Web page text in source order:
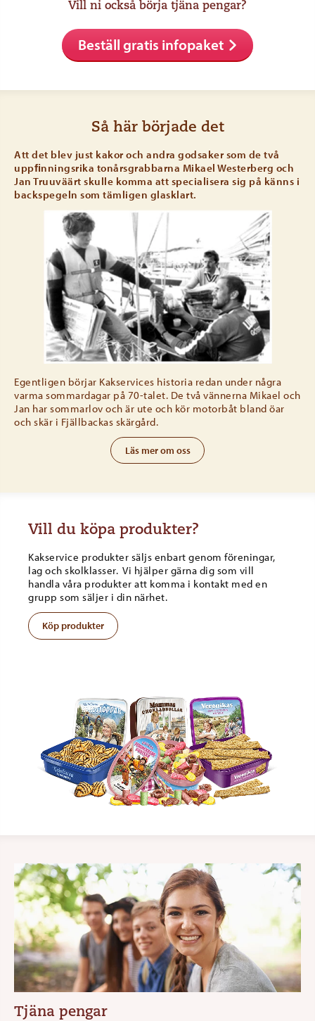
Vill ni också börja tjäna pengar?
Beställ gratis infopaket
Så här började det
Att det blev just kakor och andra godsaker som de två
uppﬁnningsrika tonårsgrabbarna Mikael Westerberg och
Jan Truuväärt skulle komma att specialisera sig på känns i
backspegeln som tämligen glasklart.
Egentligen börjar Kakservices historia redan under några
varma sommardagar på 70-talet. De två vännerna Mikael och
Jan har sommarlov och är ute och kör motorbåt bland öar
och skär i Fjällbackas skärgård.
Läs mer om oss
Vill du köpa produkter?
Kakservice produkter säljs enbart genom föreningar,
lag och skolklasser. Vi hjälper gärna dig som vill
handla våra produkter att komma i kontakt med en
grupp som säljer i din närhet.
Köp produkter
Tjäna pengar